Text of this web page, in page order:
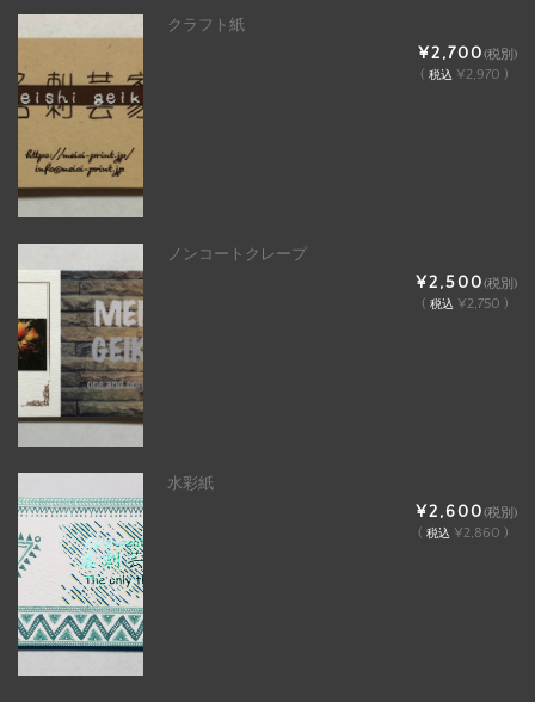
クラフト紙
¥2,700(税別)
( 税込 ¥2,970 )
ノンコートクレープ
¥2,500(税別)
( 税込 ¥2,750 )
水彩紙
¥2,600(税別)
( 税込 ¥2,860 )